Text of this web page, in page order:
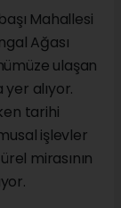
Mahallesi
Ağası
ulaşan
alıyor.
tarihi
işlevler
mirasının